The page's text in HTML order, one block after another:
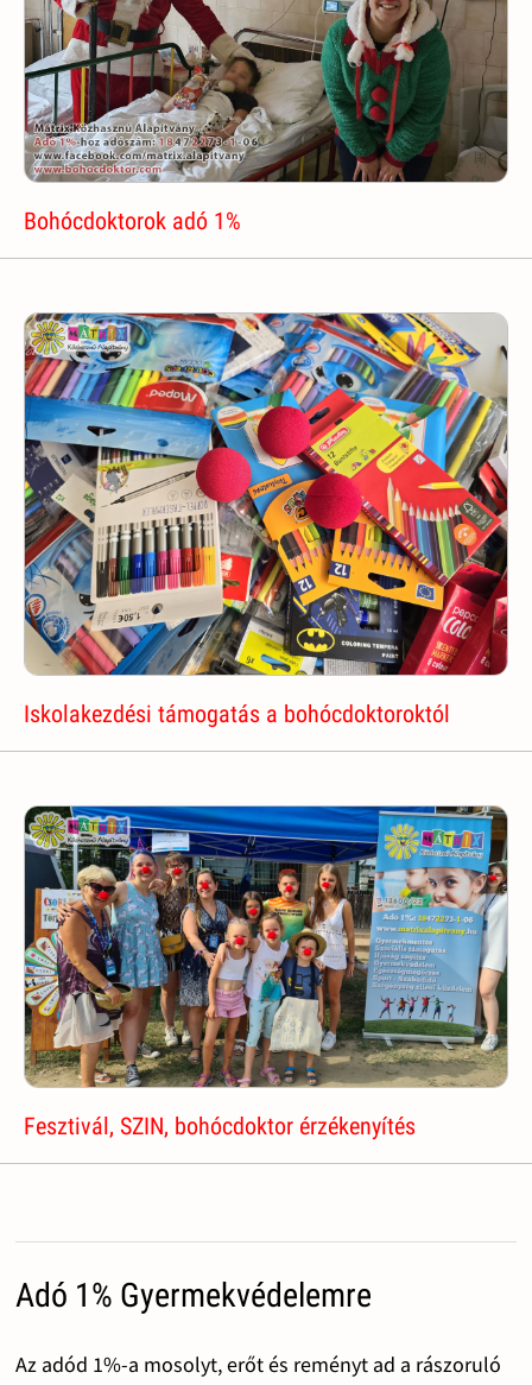
Bohócdoktorok adó 1%
Iskolakezdési támogatás a bohócdoktoroktól
Fesztivál, SZIN, bohócdoktor érzékenyítés
Adó 1% Gyermekvédelemre
Az adód 1%-a mosolyt, erőt és reményt ad a rászoruló